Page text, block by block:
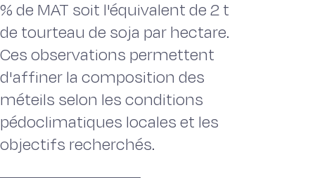
% de MAT soit l'équivalent de 2 t
de tourteau de soja par hectare.
Ces observations permettent
d'affiner la composition des
méteils selon les conditions
pédoclimatiques locales et les
objectifs recherchés.